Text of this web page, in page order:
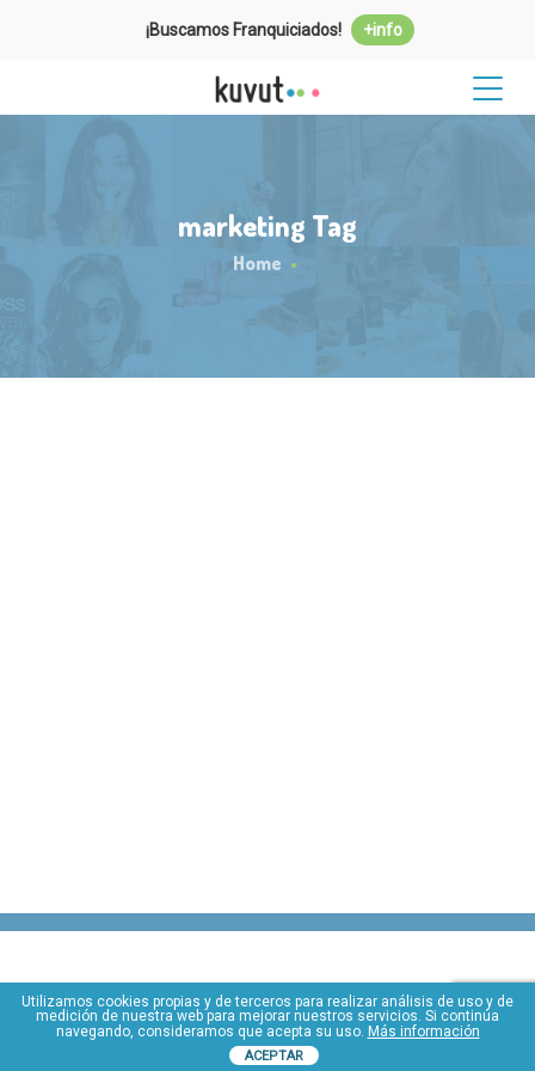
¡Buscamos Franquiciados! +info
marketing Tag
Home
Utilizamos cookies propias y de terceros para realizar análisis de uso y de
medición de nuestra web para mejorar nuestros servicios. Si continúa
navegando, consideramos que acepta su uso. Más información
ACEPTAR